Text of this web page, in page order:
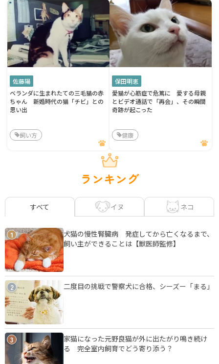
佐藤陽
ベランダに生まれたての三毛猫の赤
ちゃん 新婚時代の猫「チビ」との
思い出
飼い方
保田明恵
愛猫が心筋症で危篤に 愛する母親
とビデオ通話で「再会」、その瞬間
奇跡が起こった
健康
ランキング
すべて イヌ ネコ
1
犬猫の慢性腎臓病 発症してから亡くなるまで、
飼い主ができることは【獣医師監修】
2 二度目の挑戦で警察犬に合格、シーズー「まる」
3
家猫になった元野良猫が外に出たがり鳴き続け
る 完全室内飼育でどう寄り添う？